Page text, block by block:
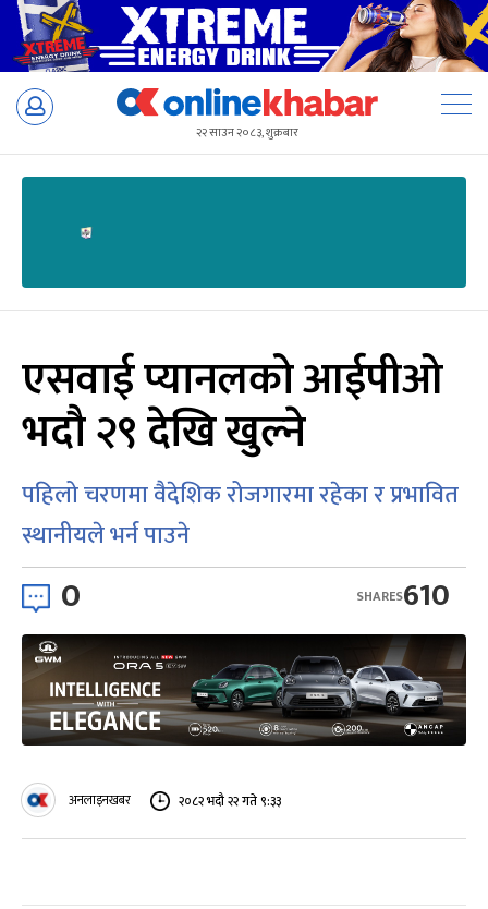
Skip
२२ साउन २०८३, शुक्रबार
एसवाई प्यानलको आईपीओ
भदौ २९ देखि खुल्ने
पहिलो चरणमा वैदेशिक रोजगारमा रहेका र प्रभावित
स्थानीयले भर्न पाउने
0 610
SHARES
अनलाइनखबर २०८२ भदौ २२ गते ९:३३